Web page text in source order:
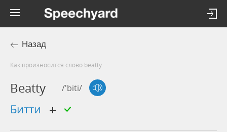
Назад
Как произносится слово beatty
Beatty /'biti/
Битти